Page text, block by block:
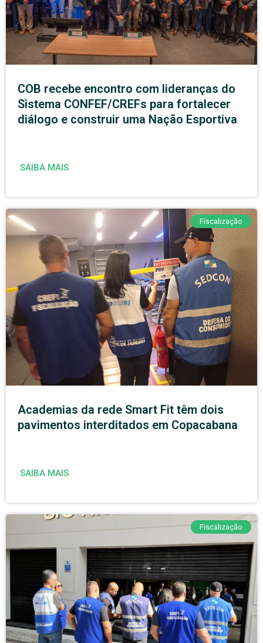
COB recebe encontro com lideranças do
Sistema CONFEF/CREFs para fortalecer
diálogo e construir uma Nação Esportiva
SAIBA MAIS
Fiscalização
Academias da rede Smart Fit têm dois
pavimentos interditados em Copacabana
SAIBA MAIS
Fiscalização